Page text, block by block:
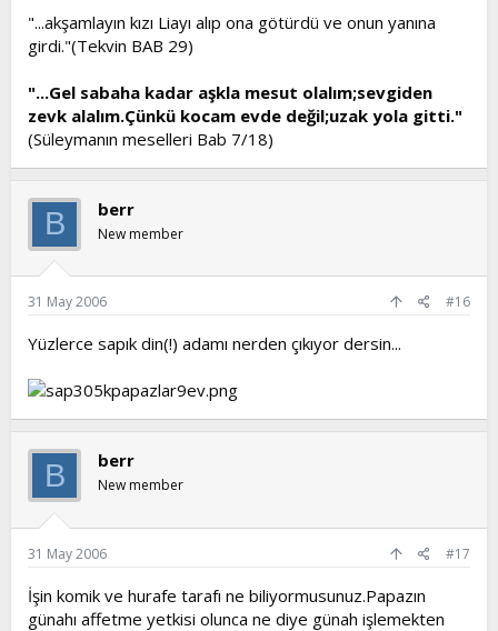
"...akşamlayın kızı Liayı alıp ona götürdü ve onun yanına
girdi."(Tekvin BAB 29)
"...Gel sabaha kadar aşkla mesut olalım;sevgiden
zevk alalım.Çünkü kocam evde değil;uzak yola gitti."
(Süleymanın meselleri Bab 7/18)
B berr
New member
31 May 2006 #16
Yüzlerce sapık din(!) adamı nerden çıkıyor dersin...
B berr
New member
31 May 2006 #17
İşin komik ve hurafe tarafı ne biliyormusunuz.Papazın
günahı affetme yetkisi olunca ne diye günah işlemekten